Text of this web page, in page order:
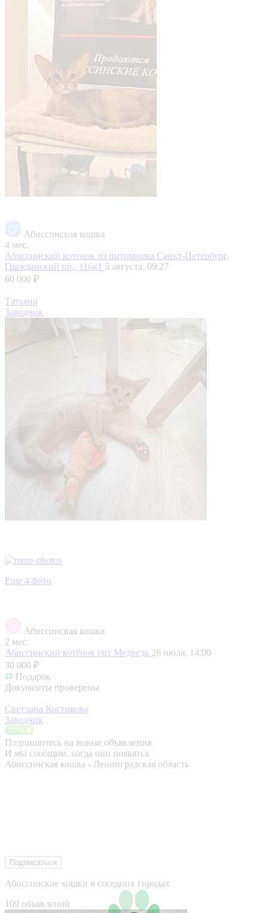
Абиссинская кошка
4 мес.
Абиссинский котенок из питомника Санкт-Петербург,
Гражданский пр., 116к1 5 августа, 09:27
60 000 ₽
Татьяна
Заводчик
Еще 4 фото
Абиссинская кошка
2 мес.
Абиссинcкий котёнок снт Медведь 26 июля, 14:00
30 000 ₽
Подарок
Документы проверены
Светлана Костикова
Заводчик
Подпишитесь на новые объявления
И мы сообщим, когда они появятся
Абиссинская кошка - Ленинградская область
Подписаться
Абиссинские кошки в соседних городах
109 объявлений